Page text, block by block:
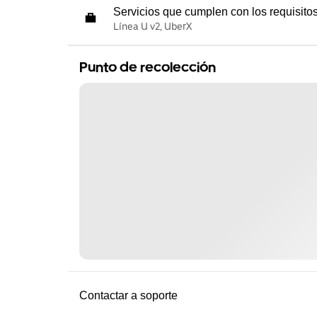
Servicios que cumplen con los
Línea U v2, UberX
Punto de recolección
Contactar a soporte